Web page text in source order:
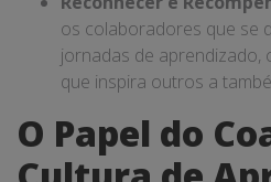
os colaboradores que se
jornadas de aprendizado,
que inspira outros a
O Papel do